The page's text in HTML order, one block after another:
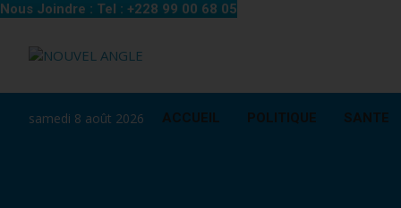
Nous Joindre : Tel : +228 99 00 68 05
samedi 8 août 2026 ACCUEIL POLITIQUE SANTE